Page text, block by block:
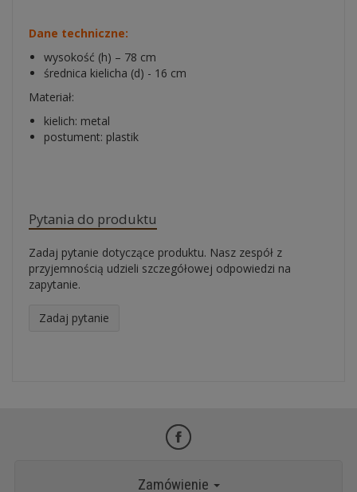
Dane techniczne:
wysokość (h) – 78 cm
średnica kielicha (d) - 16 cm
Materiał:
kielich: metal
postument: plastik
Pytania do produktu
Zadaj pytanie dotyczące produktu. Nasz zespół z
przyjemnością udzieli szczegółowej odpowiedzi na
zapytanie.
Zadaj pytanie
Zamówienie